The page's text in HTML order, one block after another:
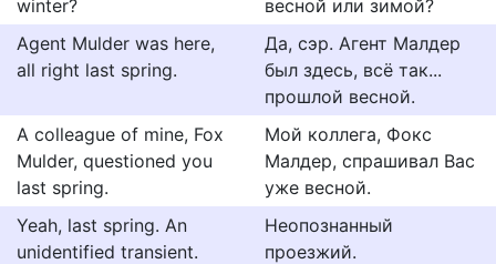
winter?
весной или зимой?
Agent Mulder was here,
all right last spring.
Да, сэр. Агент Малдер
был здесь, всё так...
прошлой весной.
A colleague of mine, Fox
Mulder, questioned you
last spring.
Мой коллега, Фокс
Малдер, спрашивал Вас
уже весной.
Yeah, last spring. An
unidentified transient.
Неопознанный
проезжий.